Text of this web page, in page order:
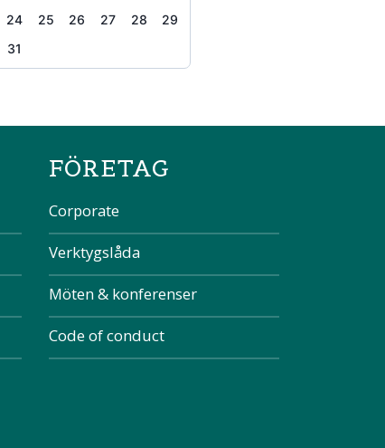
24 25 26 27 28
29
31
FÖRETAG
Corporate
Verktygslåda
Möten & konferenser
Code of conduct